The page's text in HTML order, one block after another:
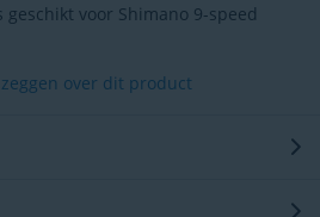
geschikt voor Shimano 9-speed
over dit product